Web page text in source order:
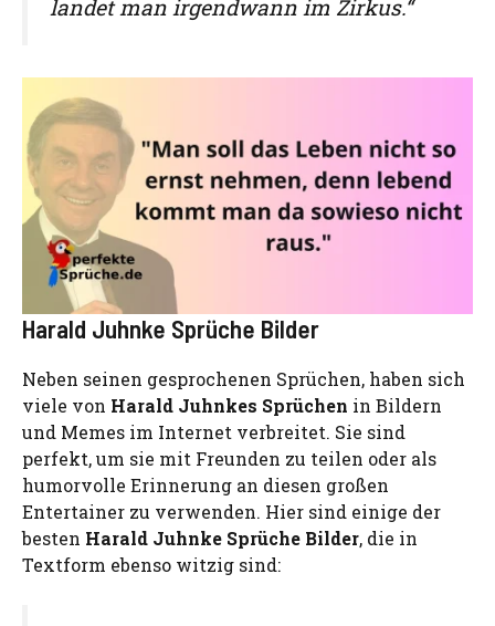
landet man irgendwann im Zirkus.“
Harald Juhnke Sprüche Bilder
Neben seinen gesprochenen Sprüchen, haben sich
viele von Harald Juhnkes Sprüchen in Bildern
und Memes im Internet verbreitet. Sie sind
perfekt, um sie mit Freunden zu teilen oder als
humorvolle Erinnerung an diesen großen
Entertainer zu verwenden. Hier sind einige der
besten Harald Juhnke Sprüche Bilder, die in
Textform ebenso witzig sind: